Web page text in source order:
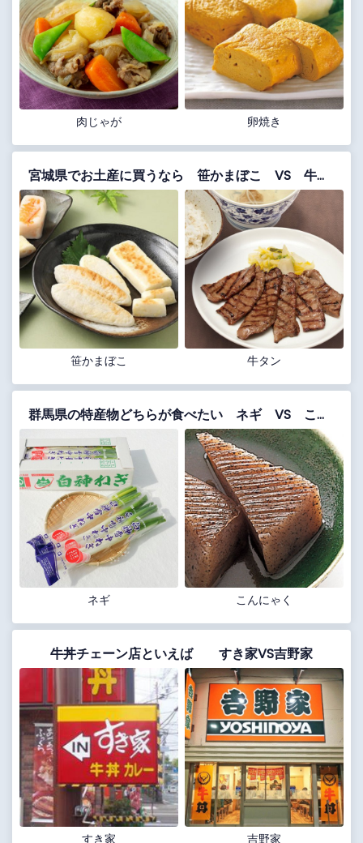
肉じゃが 卵焼き
宮城県でお土産に買うなら 笹かまぼこ VS 牛タン
笹かまぼこ 牛タン
群馬県の特産物どちらが食べたい ネギ VS こんにゃく
ネギ こんにゃく
牛丼チェーン店といえば すき家VS吉野家
すき家 吉野家